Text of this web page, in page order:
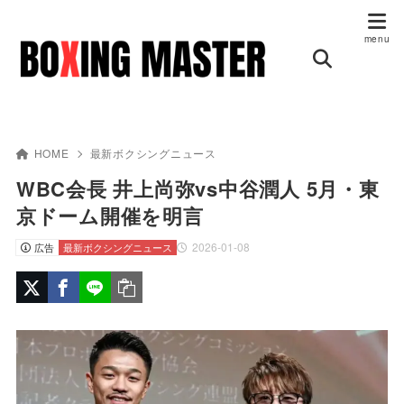
HOME 最新ボクシングニュース
WBC会長 井上尚弥vs中谷潤人 5月・東
京ドーム開催を明言
広告 2026-01-08
最新ボクシングニュース